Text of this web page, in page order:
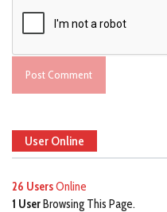
User Online
26 UsersOnline
1 UserBrowsing This Page.